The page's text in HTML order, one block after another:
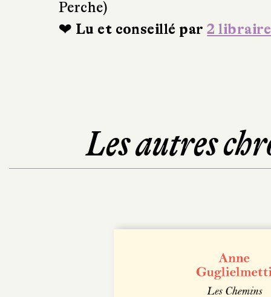
Perche)
❤ Lu et conseillé par2
Les autres